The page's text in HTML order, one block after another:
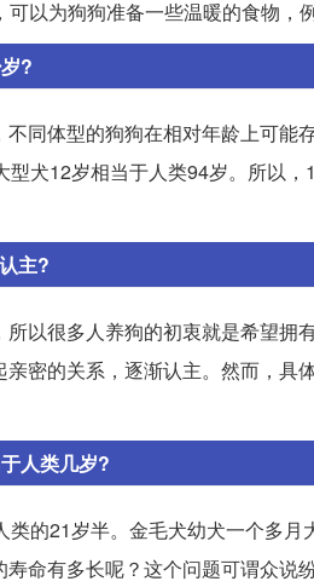
以为狗狗准备一些温暖的食物，
?
同体型的狗狗在相对年龄上可
型犬12岁相当于人类94岁。所以
主?
以很多人养狗的初衷就是希望
密的关系，逐渐认主。然而，
人类几岁?
类的21岁半。金毛犬幼犬一个多
命有多长呢？这个问题可谓众